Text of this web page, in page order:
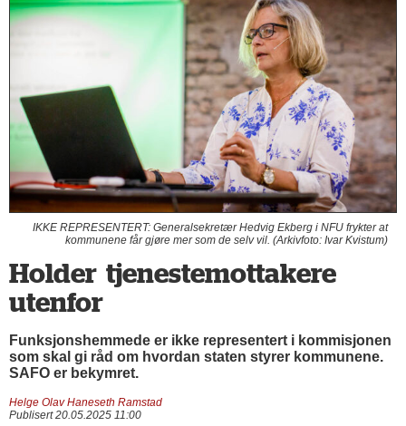
IKKE REPRESENTERT: Generalsekretær Hedvig Ekberg i NFU frykter at
kommunene får gjøre mer som de selv vil. (Arkivfoto: Ivar Kvistum)
Holder tjenestemottakere
utenfor
Funksjonshemmede er ikke representert i kommisjonen
som skal gi råd om hvordan staten styrer kommunene.
SAFO er bekymret.
Helge Olav Haneseth Ramstad
Publisert 20.05.2025 11:00